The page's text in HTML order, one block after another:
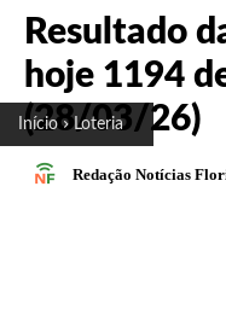
Início Loteria
Resultado
hoje 1194
(28/03/26)
Redação Notícias